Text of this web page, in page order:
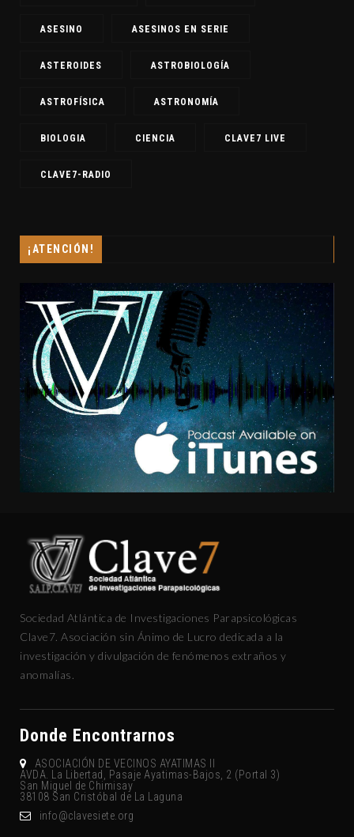
ASESINO ASESINOS EN SERIE
ASTEROIDES ASTROBIOLOGÍA
ASTROFÍSICA ASTRONOMÍA
BIOLOGIA CIENCIA CLAVE7 LIVE
CLAVE7-RADIO
¡ATENCIÓN!
Sociedad Atlántica de Investigaciones Parapsicológicas
Clave7. Asociación sin Ánimo de Lucro dedicada a la
investigación y divulgación de fenómenos extraños y
anomalías.
Donde Encontrarnos
ASOCIACIÓN DE VECINOS AYATIMAS II
AVDA. La Libertad, Pasaje Ayatimas-Bajos, 2 (Portal 3)
San Miguel de Chimisay
38108 San Cristóbal de La Laguna
gro.eteisevalc@ofni